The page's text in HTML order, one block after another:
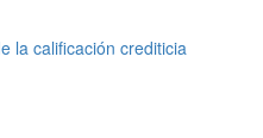
la calificación crediticia